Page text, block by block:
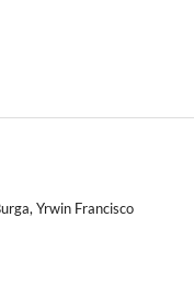
Yrwin Francisco